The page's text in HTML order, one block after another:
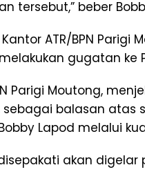
tersebut,” beber
ATR/BPN Parigi
gugatan ke
Parigi Moutong,
balasan atas
Lapod melalui
akan